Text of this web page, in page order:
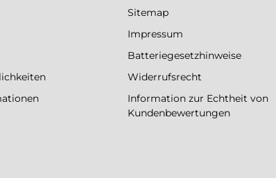
Sitemap
Impressum
Batteriegesetzhinweise
Widerrufsrecht
Information zur Echtheit von
Kundenbewertungen